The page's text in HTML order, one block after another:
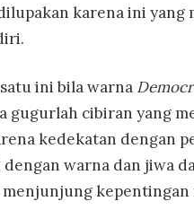
karena ini yang
ini bila warna
gugurlah cibiran yang
kedekatan dengan
dengan warna dan jiwa
kepentingan